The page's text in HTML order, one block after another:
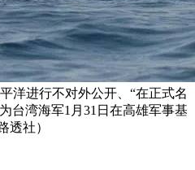
洋进行不对外公开、“在正式名
台湾海军1月31日在高雄军事基
透社）